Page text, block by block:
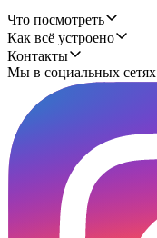
Что посмотреть
Как всё устроено
Контакты
Мы в социальных сетях